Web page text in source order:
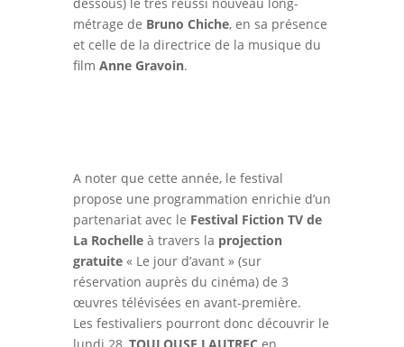
métrage de Bruno Chiche, en sa présence
et celle de la directrice de la musique du
film Anne Gravoin.
A noter que cette année, le festival
propose une programmation enrichie d’un
partenariat avec le Festival Fiction TV de
La Rochelleà travers la projection
gratuite« Le jour d’avant » (sur
réservation auprès du cinéma) de 3
œuvres télévisées en avant-première.
Les festivaliers pourront donc découvrir le